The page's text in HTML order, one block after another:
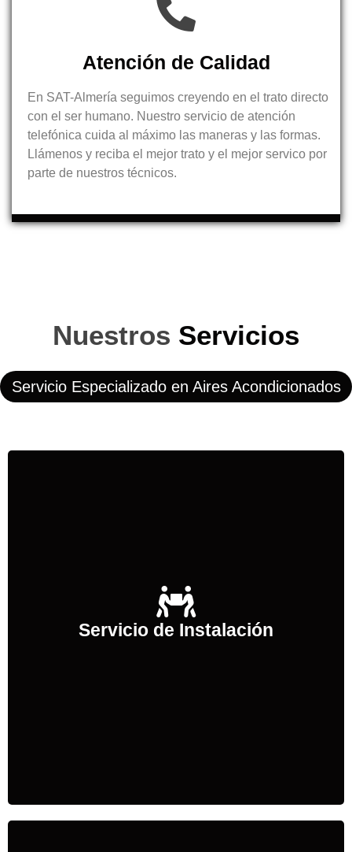
Atención de Calidad
En SAT-Almería seguimos creyendo en el trato directo
con el ser humano. Nuestro servicio de atención
telefónica cuida al máximo las maneras y las formas.
Llámenos y reciba el mejor trato y el mejor servico por
parte de nuestros técnicos.
Nuestros Servicios
Servicio Especializado en Aires Acondicionados
Servicio de Instalación
instalación
Acondicionados que usted necesite, sin importar
que sea para su Hogar, Comunidas de Vecinos,